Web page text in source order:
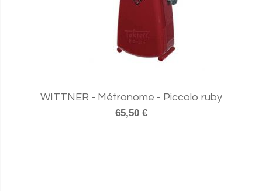
WITTNER - Métronome - Piccolo ruby
65,50 €